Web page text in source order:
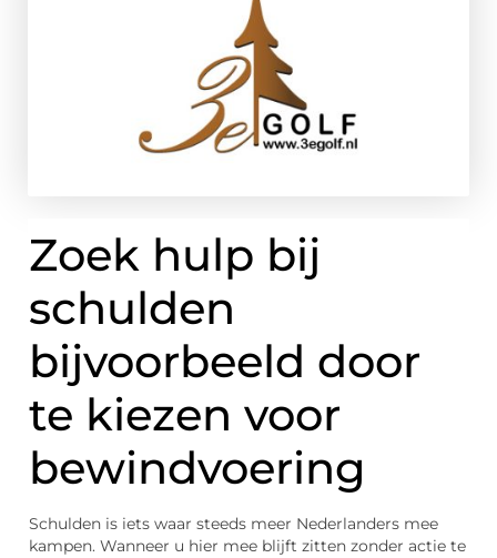
Zoek hulp bij
schulden
bijvoorbeeld door
te kiezen voor
bewindvoering
Schulden is iets waar steeds meer Nederlanders mee
kampen. Wanneer u hier mee blijft zitten zonder actie te